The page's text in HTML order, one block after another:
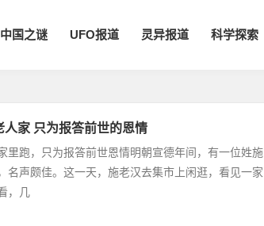
中国之谜 UFO报道 灵异报道 科学探索
家 只为报答前世的恩情
里跑，只为报答前世恩情明朝宣德年间，有一位姓施
名声颇佳。这一天，施老汉去集市上闲逛，看见一家
，几